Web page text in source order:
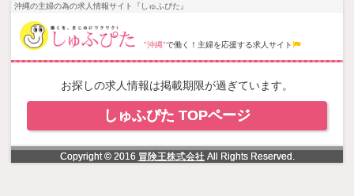
NowLoading
沖縄の主婦の為の求人情報サイト『しゅふぴた』
"沖縄"で働く！主婦を応援する求人サイト
お探しの求人情報は掲載期限が過ぎています。
しゅふぴた TOPページ
Copyright © 2016 冒険王株式会社All Rights Reserved.